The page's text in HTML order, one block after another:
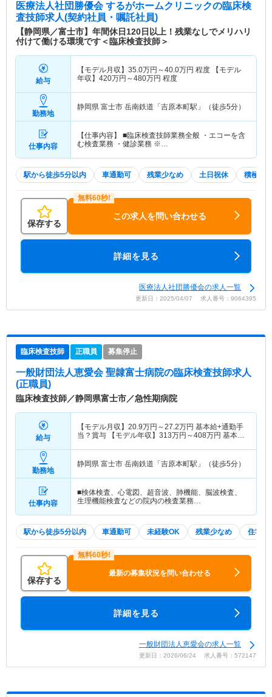
医療法人社団勝優会 するがホームクリニックの臨床検
査技師求人(契約社員・嘱託社員)
【静岡県／富士市】年間休日120日以上！残業なしでメリハリ
付けて働ける環境です＜臨床検査技師＞
給与
【モデル月収】 35.0万円～40.0万円 程度 【モデル
年収】 420万円～480万円 程度
勤務地
静岡県 富士市 岳南鉄道「吉原本町駅」（徒歩5分）
仕事内容
【仕事内容】 ■臨床検査技師業務全般 ・エコーを含
む検査業務 ・健診業務 ※…
駅から徒歩5分以内 車通勤可 残業少なめ 土日祝休 積極採
保存する
この求人を問い合わせる
詳細を見る
医療法人社団勝優会の求人一覧
更新日：2025/04/07 求人番号：9064395
臨床検査技師 正職員 募集停止
一般財団法人恵愛会 聖隷富士病院の臨床検査技師求人
(正職員)
臨床検査技師／静岡県富士市／急性期病院
給与
【モデル月収】 20.9万円～27.2万円 基本給+通勤手
当？賞与 【モデル年収】 313万円～408万円 基本給
勤務地
静岡県 富士市 岳南鉄道「吉原本町駅」（徒歩5分）
仕事内容
■検体検査、心電図、超音波、肺機能、脳波検査、
生理機能検査などの院内の検査業務…
駅から徒歩5分以内 車通勤可 未経験OK 残業少なめ 住宅手
保存する
最新の募集状況を問い合わせる
詳細を見る
一般財団法人恵愛会の求人一覧
更新日：2026/06/24 求人番号：572147